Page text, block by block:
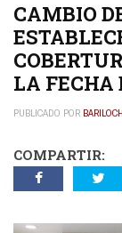
CAMBIO
LA FECHA
PUBLICADO POR
COMPARTIR: